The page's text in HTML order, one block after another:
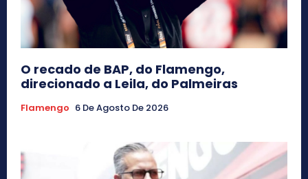
O recado de BAP, do Flamengo,
direcionado a Leila, do Palmeiras
Flamengo 6 De Agosto De 2026